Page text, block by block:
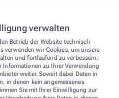
verwalten
Betrieb der Website technisch
verwenden wir Cookies, um unsere
und fortlaufend zu verbessern.
zu Ihrer Verwendung
weiter. Soweit dabei Daten in
in denen kein angemessenes
Sie mit Ihrer Einwilligung zur
Über uns
Team
Leistungen
Kontakt